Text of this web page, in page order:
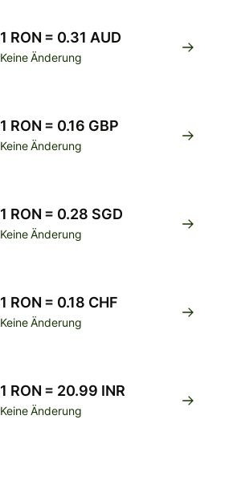
1 RON = 0.31 AUD
Keine Änderung
1 RON = 0.16 GBP
Keine Änderung
1 RON = 0.28 SGD
Keine Änderung
1 RON = 0.18 CHF
Keine Änderung
1 RON = 20.99 INR
Keine Änderung